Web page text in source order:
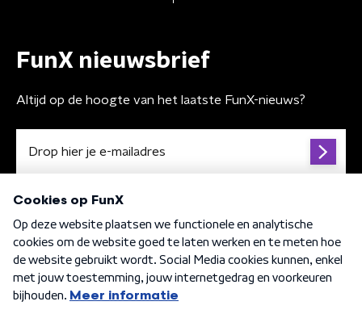
FunX nieuwsbrief
Altijd op de hoogte van het laatste FunX-nieuws?
Algemene voorwaarden Privacybeleid